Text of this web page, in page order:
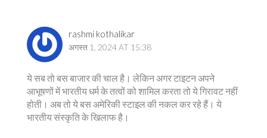
rashmi kothalikar
अगस्त 1, 2024 AT 15:38
ये सब तो बस बाजार की चाल है। लेकिन अगर टाइटन अपने
आभूषणों में भारतीय धर्म के तत्वों को शामिल करता तो ये गिरावट नहीं
होती। अब तो ये बस अमेरिकी स्टाइल की नकल कर रहे हैं। ये
भारतीय संस्कृति के खिलाफ है।